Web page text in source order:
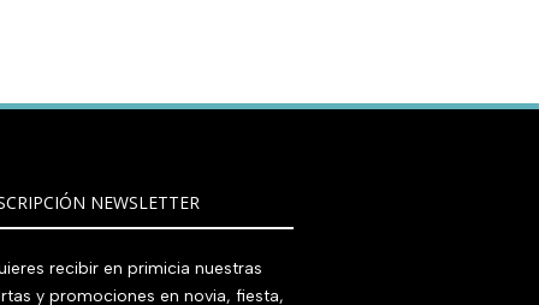
NEWSLETTER
recibir en primicia nuestras
y promociones en novia, fiesta,